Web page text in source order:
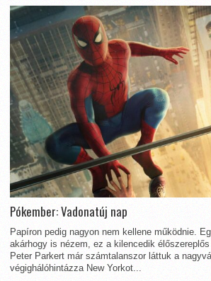
Pókember: Vadonatúj nap
Papíron pedig nagyon nem kellene működnie.
akárhogy is nézem, ez a kilencedik élőszereplős
Peter Parkert már számtalanszor láttuk a
végighálóhintázza New Yorkot...